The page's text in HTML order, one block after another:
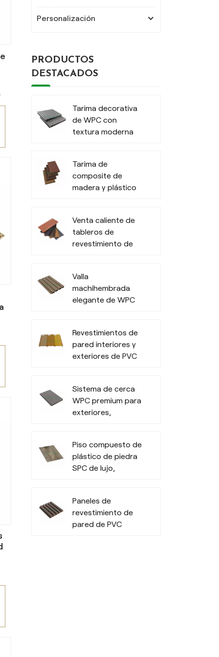
Personalización
PRODUCTOS
DESTACADOS
Tarima decorativa
de WPC con
textura moderna
Tarima de
composite de
madera y plástico
lijado.
Venta caliente de
tableros de
revestimiento de
oficinas
Valla
machihembrada
elegante de WPC
Revestimientos de
pared interiores y
exteriores de PVC
Sistema de cerca
WPC premium para
exteriores,
tipo de clima
Piso compuesto de
plástico de piedra
SPC de lujo,
Paneles de
revestimiento de
pared de PVC